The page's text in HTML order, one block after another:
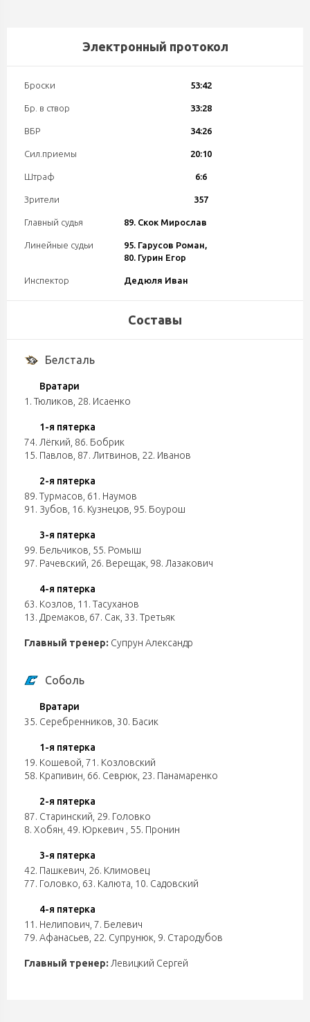
Электронный протокол
Броски 53:42
Бр. в створ 33:28
ВБР 34:26
Сил.приемы 20:10
Штраф 6:6
Зрители 357
Главный судья 89. Скок Мирослав
Линейные судьи
95. Гарусов Роман,
80. Гурин Егор
Инспектор Дедюля Иван
Составы
Белсталь
Вратари
1. Тюликов 28. Исаенко
1-я пятерка
74. Лёгкий 86. Бобрик
15. Павлов 87. Литвинов 22. Иванов
2-я пятерка
89. Турмасов 61. Наумов
91. Зубов 16. Кузнецов 95. Боурош
3-я пятерка
99. Бельчиков 55. Ромыш
97. Рачевский 26. Верещак 98. Лазакович
4-я пятерка
63. Козлов 11. Тасуханов
13. Дремаков 67. Сак 33. Третьяк
Главный тренер: Супрун Александр
Соболь
Вратари
35. Серебренников 30. Басик
1-я пятерка
19. Кошевой 71. Козловский
58. Крапивин 66. Севрюк 23. Панамаренко
2-я пятерка
87. Старинский 29. Головко
8. Хобян 49. Юркевич 55. Пронин
3-я пятерка
42. Пашкевич 26. Климовец
77. Головко 63. Калюта 10. Садовский
4-я пятерка
11. Нелипович 7. Белевич
79. Афанасьев 22. Супрунюк 9. Стародубов
Главный тренер: Левицкий Сергей